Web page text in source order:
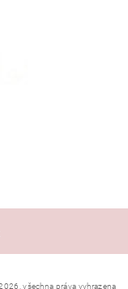
všechna práva vyhrazena